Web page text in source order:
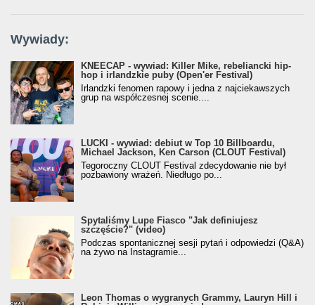
Wywiady:
KNEECAP - wywiad: Killer Mike, rebeliancki hip-
hop i irlandzkie puby (Open'er Festival)
Irlandzki fenomen rapowy i jedna z najciekawszych
grup na współczesnej scenie....
LUCKI - wywiad: debiut w Top 10 Billboardu,
Michael Jackson, Ken Carson (CLOUT Festival)
Tegoroczny CLOUT Festival zdecydowanie nie był
pozbawiony wrażeń. Niedługo po...
Spytaliśmy Lupe Fiasco "Jak definiujesz
szczęście?" (video)
Podczas spontanicznej sesji pytań i odpowiedzi (Q&A)
na żywo na Instagramie...
Leon Thomas o wygranych Grammy, Lauryn Hill i